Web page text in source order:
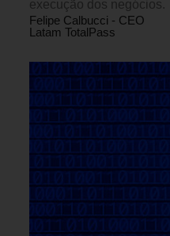
execução dos negócios.
Felipe Calbucci - CEO
Latam TotalPass